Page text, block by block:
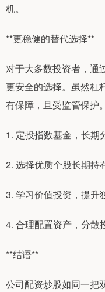
机。
**更稳健的替代选择**
对于大多数投资者，通
更安全的选择。虽然杠
有保障，且受监管保护
1. 定投指数基金，长期
2. 选择优质个股长期持
3. 学习价值投资，提升
4. 合理配置资产，分散
**结语**
公司配资炒股如同一把